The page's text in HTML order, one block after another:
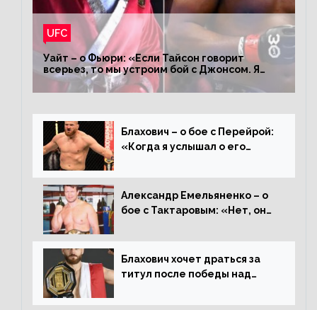
UFC
Уайт – о Фьюри: «Если Тайсон говорит
всерьез, то мы устроим бой с Джонсом. Я
заставил Флойда Мейвезера драться с
Конором»
Блахович – о бое с Перейрой:
«Когда я услышал о его
драться с ним»
Александр Емельяненко – о
бое с Тактаровым: «Нет, он
Блахович хочет драться за
титул после победы над
увезти пояс в Польшу»